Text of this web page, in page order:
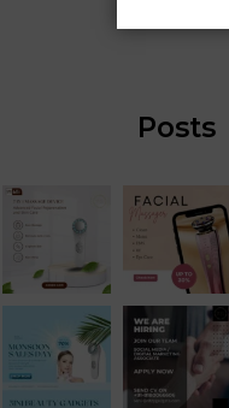
Posts